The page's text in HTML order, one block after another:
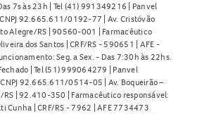
7s às 23h | Tel (41) 991349216 | Panvel
92.665.611/0192-77 | Av. Cristóvão
Alegre/RS | 90560-001 | Farmacêutico
dos Santos | CRF/RS - 590651 | AFE -
Seg. a Sex. - Das 7:30h às 22hs.
| Tel (51) 999064279 | Panvel
92.665.611/0514-05 | Av. Boqueirão –
RS | 92.410-350 | Farmacêutico responsável:
Cunha | CRF/RS - 7962 | AFE 7734473